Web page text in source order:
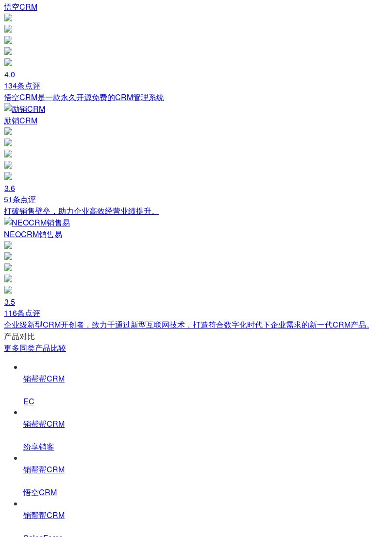
悟空CRM
4.0
134条点评
悟空CRM是一款永久开源免费的CRM管理系统
励销CRM
3.6
51条点评
打破销售壁垒，助力企业高效经营业绩提升。
NEOCRM销售易
3.5
116条点评
企业级新型CRM开创者，致力于通过新型互联网技术，打造符合数字化时代下企业需求的新一代CRM产品。
产品对比
更多同类产品比较
销帮帮CRM
EC
销帮帮CRM
纷享销客
销帮帮CRM
悟空CRM
销帮帮CRM